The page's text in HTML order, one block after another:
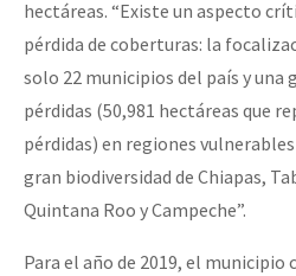
hectáreas. “Existe un aspecto
pérdida de coberturas: la
solo 22 municipios del país y una
pérdidas (50,981 hectáreas que
pérdidas) en regiones
gran biodiversidad de Chiapas,
Quintana Roo y Campeche”.
Para el año de 2019, el municipio